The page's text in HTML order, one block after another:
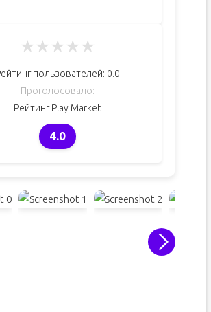
★★★★★
пользователей: 0.0
Проголосовало:
Рейтинг Play Market
4.0